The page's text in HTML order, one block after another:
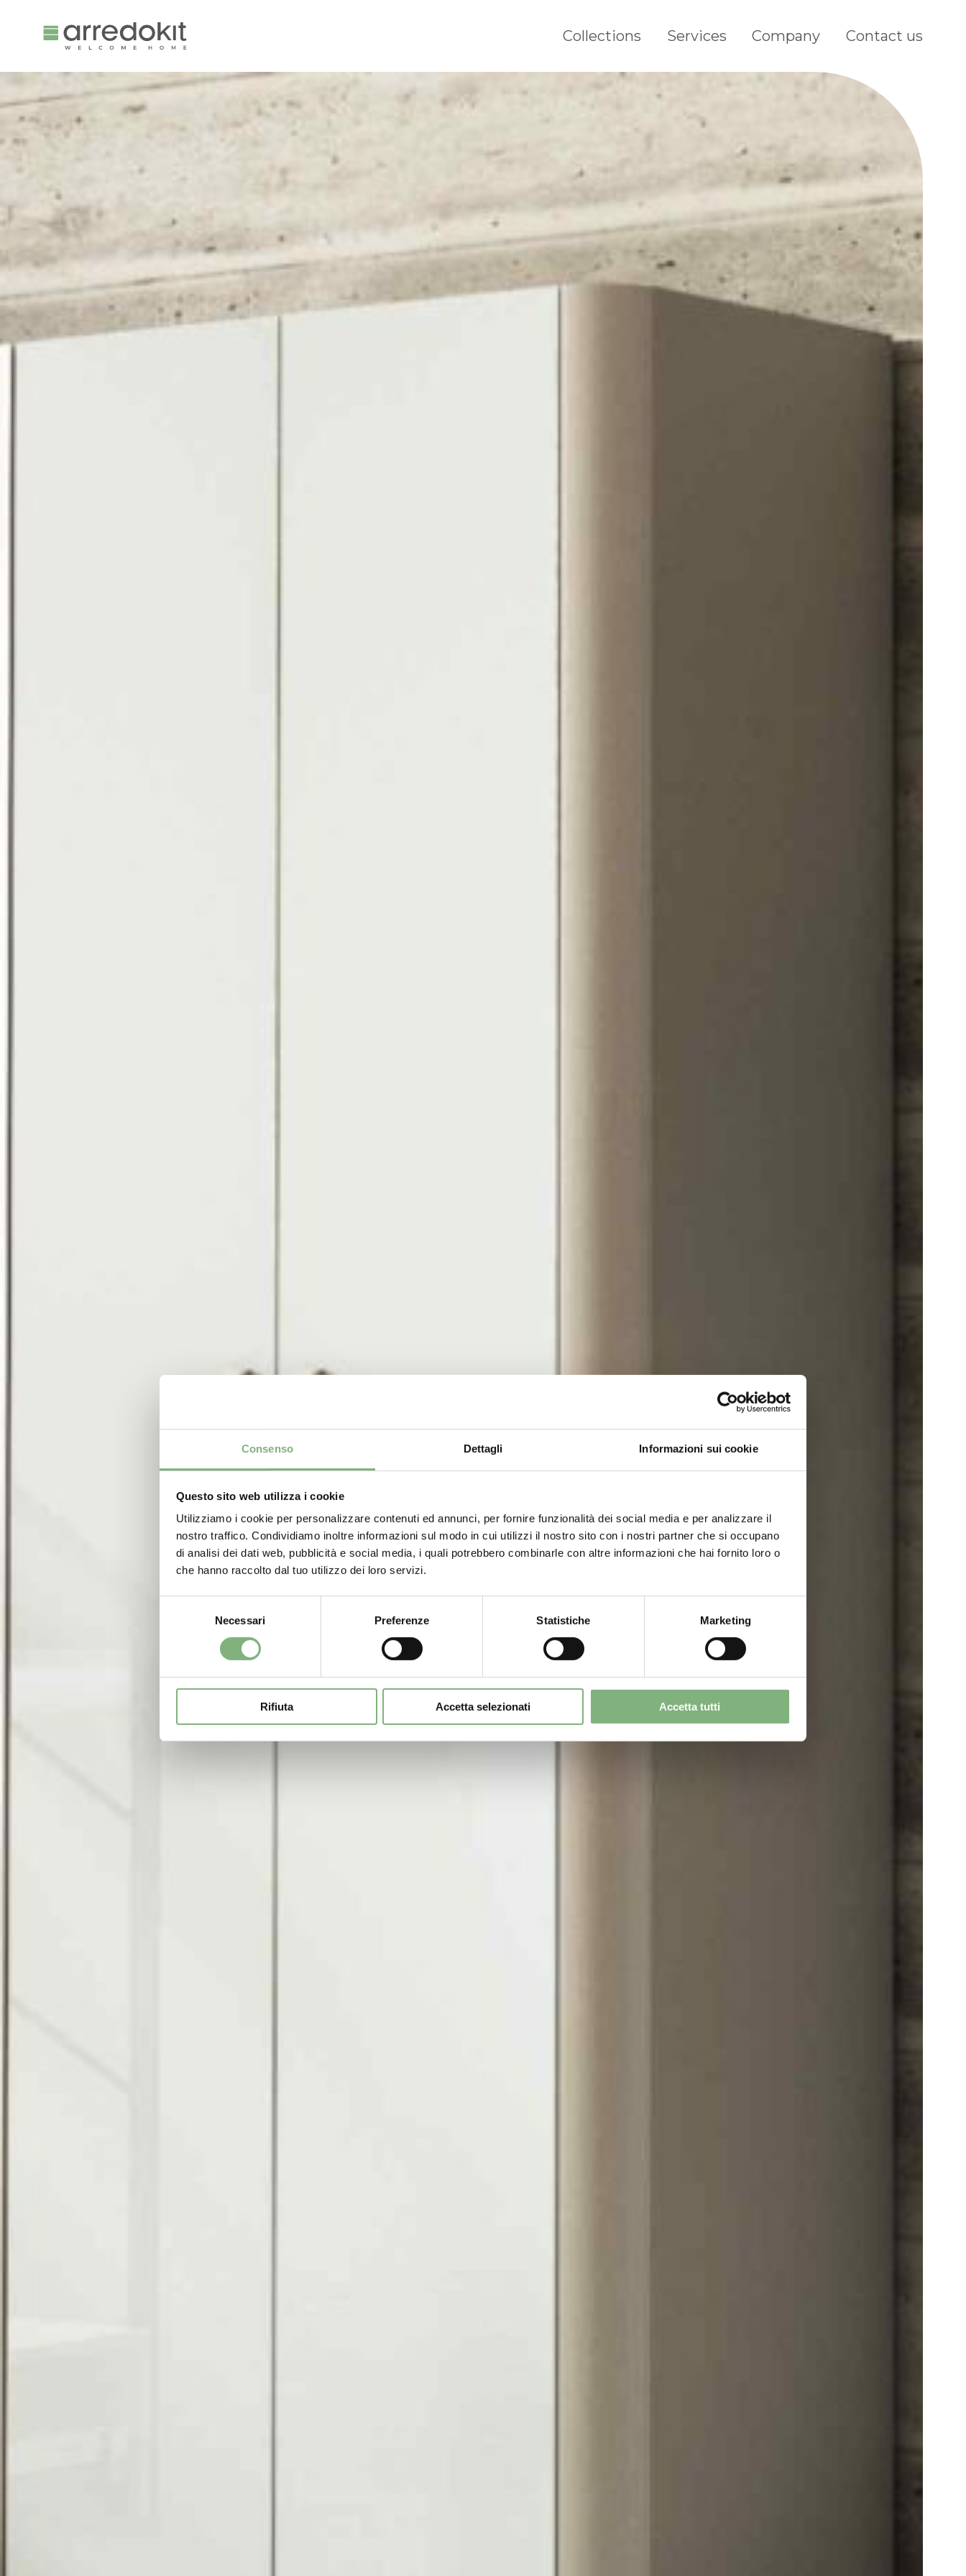
Consenso Dettagli Informazioni sui cookie
Questo sito web utilizza i cookie
Utilizziamo i cookie per personalizzare contenuti ed annunci, per fornire funzionalità dei social media e per analizzare il
nostro traffico. Condividiamo inoltre informazioni sul modo in cui utilizzi il nostro sito con i nostri partner che si occupano
di analisi dei dati web, pubblicità e social media, i quali potrebbero combinarle con altre informazioni che hai fornito loro o
che hanno raccolto dal tuo utilizzo dei loro servizi.
Necessari Preferenze Statistiche Marketing
Rifiuta Accetta selezionati Accetta tutti
Collections Services Company Contact us
Services
Company
Contact us